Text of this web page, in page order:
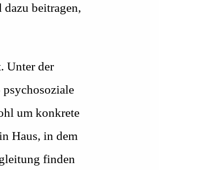
beitragen,
Unter der
psychosoziale
um konkrete
Haus, in dem
finden